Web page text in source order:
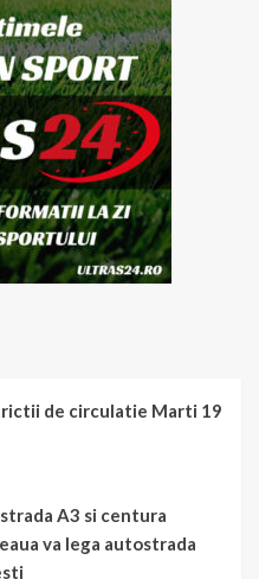
de circulatie Marti 19
A3 si centura
va lega autostrada